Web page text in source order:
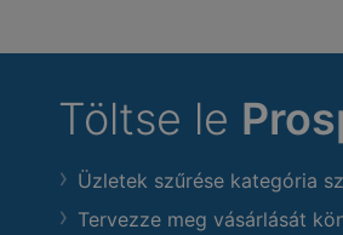
Töltse le
Üzletek szűrése kategória
Tervezze meg vásárlását